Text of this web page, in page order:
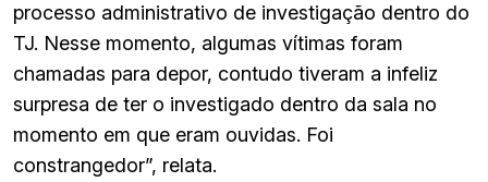
processo administrativo de investigação dentro do
TJ. Nesse momento, algumas vítimas foram
chamadas para depor, contudo tiveram a infeliz
surpresa de ter o investigado dentro da sala no
momento em que eram ouvidas. Foi
constrangedor”, relata.